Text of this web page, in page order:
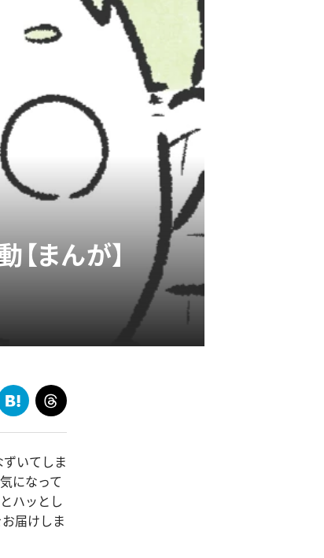
まんが】
いてしま
になって
ハッとし
届けしま